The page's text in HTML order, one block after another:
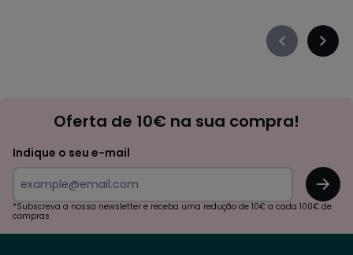
Précédent
Oferta de 10€ na sua compra!
Indique o seu e-mail
OK
*Subscreva a nossa newsletter e receba uma redução de 10€ a cada 100€ de
compras